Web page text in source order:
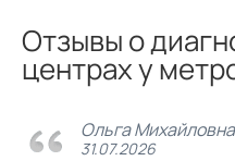
Отзывы о
центрах у
Ольга Михайловна
31.07.2026